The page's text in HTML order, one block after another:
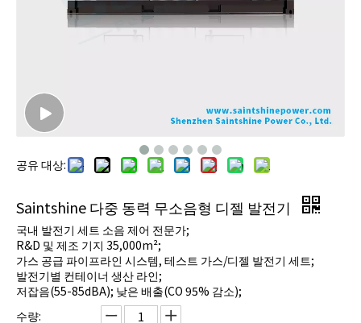
공유 대상:
Saintshine 다중 동력 무소음형 디젤 발전기
국내 발전기 세트 소음 제어 전문가;
R&D 및 제조 기지 35,000m²;
가스 공급 파이프라인 시스템, 테스트 가스/디젤 발전기 세트;
발전기별 컨테이너 생산 라인;
저잡음(55-85dBA); 낮은 배출(CO 95% 감소);
수량: